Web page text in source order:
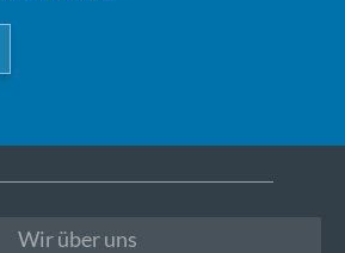
Wir über uns